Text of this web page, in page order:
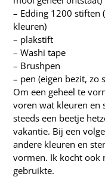
– Edding 1200 stiften
kleuren)
– plakstift
–Washi tape
– Brushpen
– pen (eigen bezit,
Om een geheel te
voren wat kleuren en
steeds een beetje
vakantie. Bij een
andere kleuren en
vormen. Ik kocht ook
gebruikte.